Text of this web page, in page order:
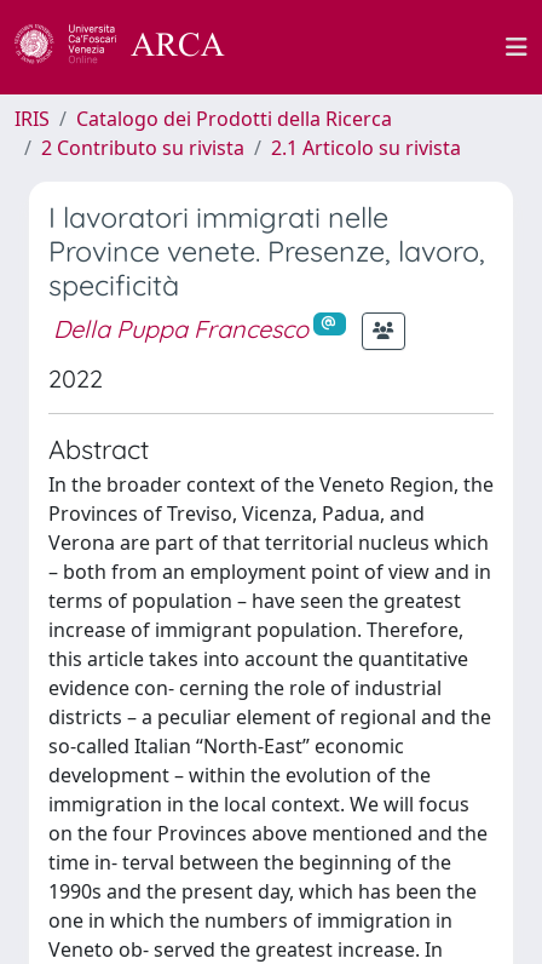
IRIS
Catalogo dei Prodotti della Ricerca
2 Contributo su rivista
2.1 Articolo su rivista
I lavoratori immigrati nelle
Province venete. Presenze, lavoro,
specificità
Della Puppa Francesco
2022
Abstract
In the broader context of the Veneto Region, the
Provinces of Treviso, Vicenza, Padua, and
Verona are part of that territorial nucleus which
– both from an employment point of view and in
terms of population – have seen the greatest
increase of immigrant population. Therefore,
this article takes into account the quantitative
evidence con- cerning the role of industrial
districts – a peculiar element of regional and the
so-called Italian “North-East” economic
development – within the evolution of the
immigration in the local context. We will focus
on the four Provinces above mentioned and the
time in- terval between the beginning of the
1990s and the present day, which has been the
one in which the numbers of immigration in
Veneto ob- served the greatest increase. In